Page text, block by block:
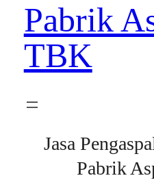
Pabrik
TBK
Jasa
Pabrik